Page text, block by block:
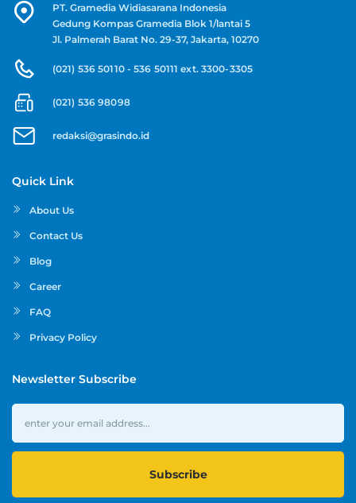
PT. Gramedia Widiasarana Indonesia
Gedung Kompas Gramedia Blok 1/lantai 5
Jl. Palmerah Barat No. 29-37, Jakarta, 10270
(021) 536 50110 - 536 50111 ext. 3300-3305
(021) 536 98098
redaksi@grasindo.id
Quick Link
About Us
Contact Us
Blog
Career
FAQ
Privacy Policy
Newsletter Subscribe
Subscribe